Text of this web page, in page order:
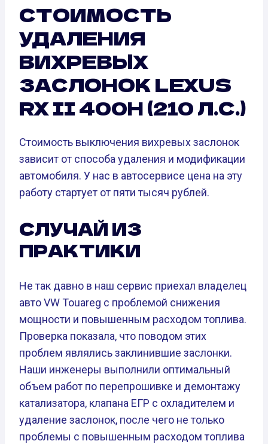
СТОИМОСТЬ
УДАЛЕНИЯ
ВИХРЕВЫХ
ЗАСЛОНОК LEXUS
RX II 400H (210 Л.С.)
Стоимость выключения вихревых заслонок
зависит от способа удаления и модификации
автомобиля. У нас в автосервисе цена на эту
работу стартует от пяти тысяч рублей.
СЛУЧАЙ ИЗ
ПРАКТИКИ
Не так давно в наш сервис приехал владелец
авто VW Touareg с проблемой снижения
мощности и повышенным расходом топлива.
Проверка показала, что поводом этих
проблем являлись заклинившие заслонки.
Наши инженеры выполнили оптимальный
объем работ по перепрошивке и демонтажу
катализатора, клапана ЕГР с охладителем и
удаление заслонок, после чего не только
проблемы с повышенным расходом топлива